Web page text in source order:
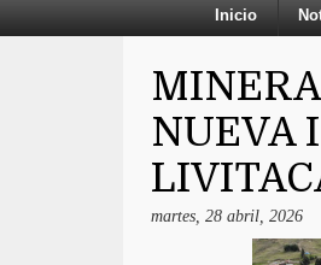
Inicio
NUEVA
martes, 28 abril, 2026